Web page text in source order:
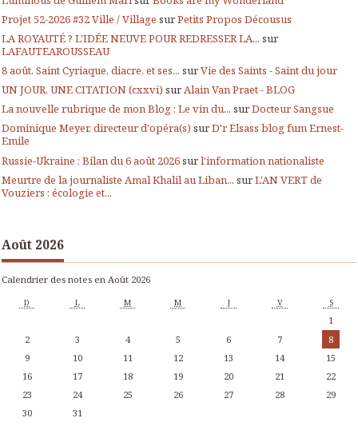
Projet 52-2026 #32 Ville / Village surPetits Propos Décousus
LA ROYAUTÉ ? L'IDÉE NEUVE POUR REDRESSER LA... sur
LAFAUTEAROUSSEAU
8 août. Saint Cyriaque, diacre, et ses... surVie des Saints - Saint du jour
UN JOUR, UNE CITATION (cxxvi) surAlain Van Praet - BLOG
La nouvelle rubrique de mon Blog : Le vin du... surDocteur Sangsue
Dominique Meyer, directeur d'opéra(s) surD'r Elsass blog fum Ernest-
Emile
Russie-Ukraine : Bilan du 6 août 2026surl'information nationaliste
Meurtre de la journaliste Amal Khalil au Liban... surL'AN VERT de
Vouziers : écologie et...
Août 2026
Calendrier des notes en Août 2026
D L M M J V S
1
2
3 4 5 6 7
8
9
10 11 12 13 14
15
16
17 18 19 20 21
22
23
24 25 26 27 28
29
30
31